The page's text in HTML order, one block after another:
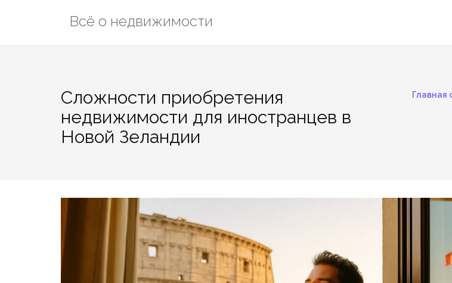
Всё о недвижимости
Сложности приобретения
недвижимости для иностранцев в
Новой Зеландии
Главная